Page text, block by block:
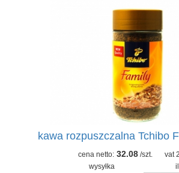
kawa rozpuszczalna Tchibo
cena netto: 32.08 /szt.
vat
wysyłka